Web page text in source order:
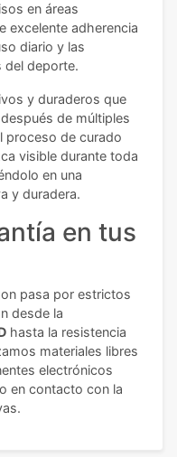
en áreas
excelente adherencia
diario y las
del deporte.
y duraderos que
de múltiples
proceso de curado
visible durante toda
en una
y duradera.
en tus
pasa por estrictos
desde la
hasta la resistencia
materiales libres
electrónicos
en contacto con la